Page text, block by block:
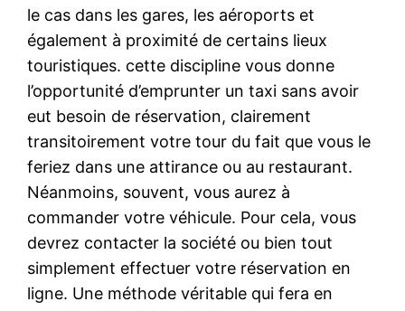
le cas dans les gares, les aéroports et
également à proximité de certains lieux
touristiques. cette discipline vous donne
l’opportunité d’emprunter un taxi sans avoir
eut besoin de réservation, clairement
transitoirement votre tour du fait que vous le
feriez dans une attirance ou au restaurant.
Néanmoins, souvent, vous aurez à
commander votre véhicule. Pour cela, vous
devrez contacter la société ou bien tout
simplement effectuer votre réservation en
ligne. Une méthode véritable qui fera en